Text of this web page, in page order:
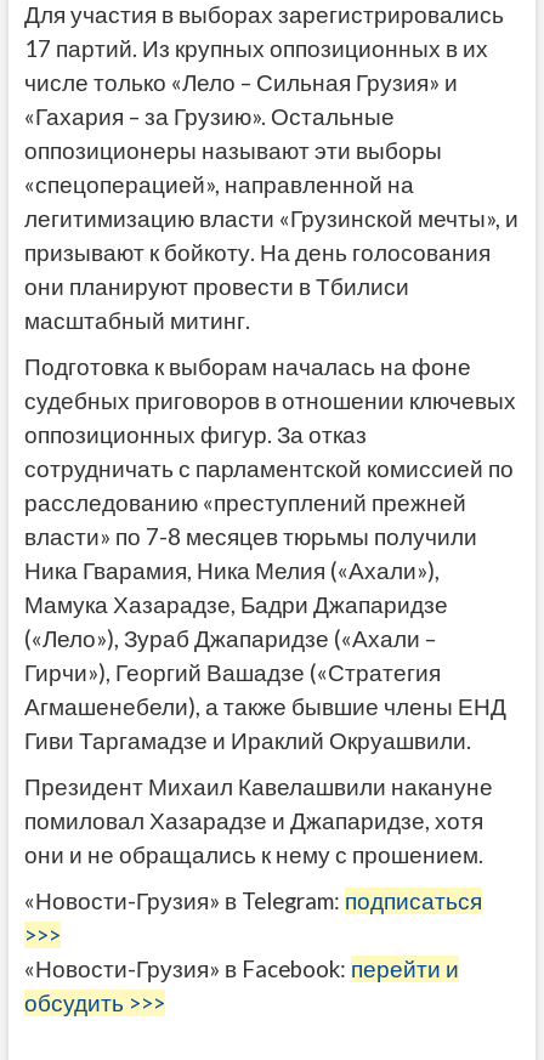
Для участия в выборах зарегистрировались
17 партий. Из крупных оппозиционных в их
числе только «Лело – Сильная Грузия» и
«Гахария – за Грузию». Остальные
оппозиционеры называют эти выборы
«спецоперацией», направленной на
легитимизацию власти «Грузинской мечты», и
призывают к бойкоту. На день голосования
они планируют провести в Тбилиси
масштабный митинг.
Подготовка к выборам началась на фоне
судебных приговоров в отношении ключевых
оппозиционных фигур. За отказ
сотрудничать с парламентской комиссией по
расследованию «преступлений прежней
власти» по 7-8 месяцев тюрьмы получили
Ника Гварамия, Ника Мелия («Ахали»),
Мамука Хазарадзе, Бадри Джапаридзе
(«Лело»), Зураб Джапаридзе («Ахали –
Гирчи»), Георгий Вашадзе («Стратегия
Агмашенебели), а также бывшие члены ЕНД
Гиви Таргамадзе и Ираклий Окруашвили.
Президент Михаил Кавелашвили накануне
помиловал Хазарадзе и Джапаридзе, хотя
они и не обращались к нему с прошением.
«Новости-Грузия» в Telegram: подписаться
>>>
«Новости-Грузия» в Facebook: перейти и
обсудить >>>